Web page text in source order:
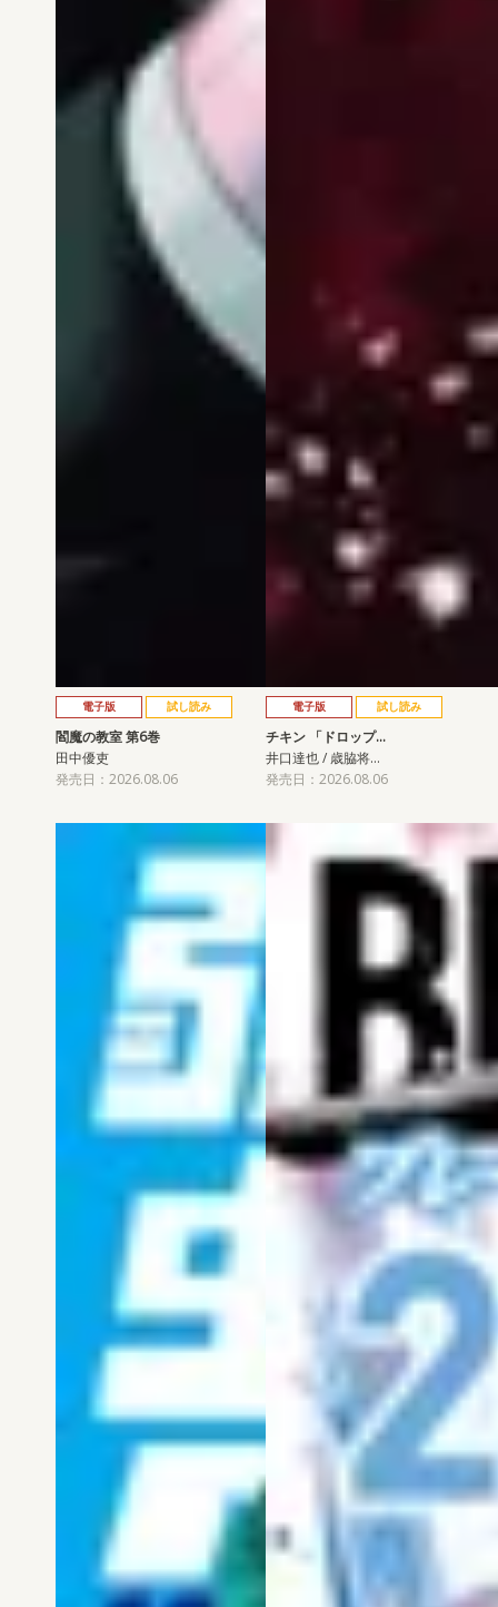
電子版 試し読み
閻魔の教室 第6巻
田中優吏
発売日：2026.08.06
電子版 試し読み
チキン 「ドロップ…
井口達也 / 歳脇将…
発売日：2026.08.06